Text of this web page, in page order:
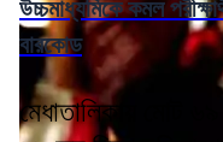
উচ্চমাধ্যমিকে কমল
বারকোড
মেধাতালিকায় মোট